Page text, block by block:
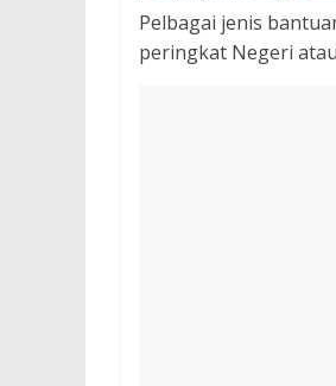
Pelbagai jenis
peringkat Negeri